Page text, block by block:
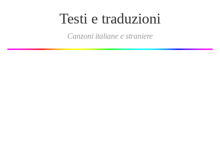
Testi e traduzioni
Canzoni italiane e straniere